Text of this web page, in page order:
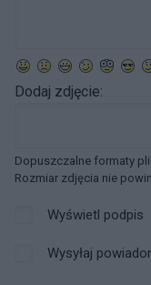
Dodaj zdjęcie:
Dopuszczalne formaty
Rozmiar zdjęcia nie
Wyświetl podpis
Wysyłaj